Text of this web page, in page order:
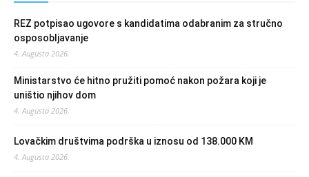
REZ potpisao ugovore s kandidatima odabranim za stručno
osposobljavanje
4. Augusta 2026.
Ministarstvo će hitno pružiti pomoć nakon požara koji je
uništio njihov dom
4. Augusta 2026.
Lovačkim društvima podrška u iznosu od 138.000 KM
4. Augusta 2026.